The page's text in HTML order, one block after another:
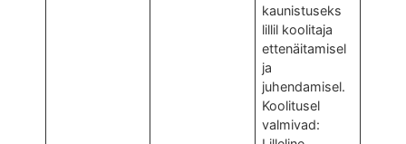
kaunistuseks
lillil koolitaja
ettenäitamisel
ja
juhendamisel.
Koolitusel
valmivad: